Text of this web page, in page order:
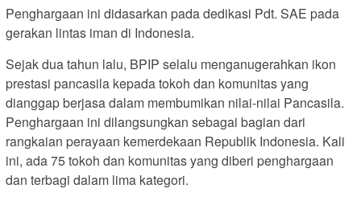
Penghargaan ini didasarkan pada dedikasi Pdt. SAE pada
gerakan lintas iman di Indonesia.
Sejak dua tahun lalu, BPIP selalu menganugerahkan ikon
prestasi pancasila kepada tokoh dan komunitas yang
dianggap berjasa dalam membumikan nilai-nilai Pancasila.
Penghargaan ini dilangsungkan sebagai bagian dari
rangkaian perayaan kemerdekaan Republik Indonesia. Kali
ini, ada 75 tokoh dan komunitas yang diberi penghargaan
dan terbagi dalam lima kategori.